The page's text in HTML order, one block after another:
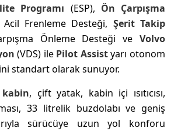
Programı (ESP), Ön Çarpışma
Acil Frenleme Desteği, Şerit Takip
Önleme Desteği ve Volvo
(VDS) ile Pilot Assistyarı otonom
standart olarak sunuyor.
, çift yatak, kabin içi ısıtıcısı,
33 litrelik buzdolabı ve geniş
sürücüye uzun yol konforu